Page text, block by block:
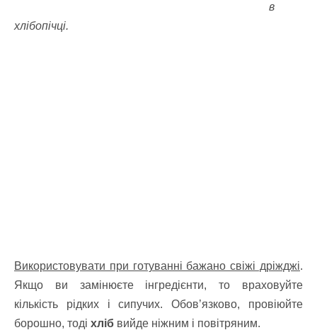
в
хлібопічці.
Використовувати при готуванні бажано свіжі дріжджі.
Якщо ви замінюєте інгредієнти, то враховуйте
кількість рідких і сипучих. Обов’язково, провіюйте
борошно, тоді хліб вийде ніжним і повітряним.